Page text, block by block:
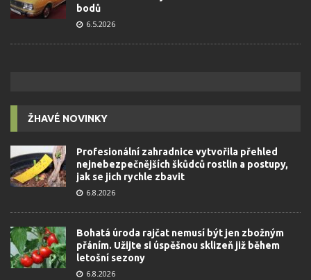
bodů
6.5.2026
ŽHAVÉ NOVINKY
Profesionální zahradnice vytvořila přehled
nejnebezpečnějších škůdců rostlin a postupy,
jak se jich rychle zbavit
6.8.2026
Bohatá úroda rajčat nemusí být jen zbožným
přáním. Užijte si úspěšnou sklizeň již během
letošní sezony
6.8.2026